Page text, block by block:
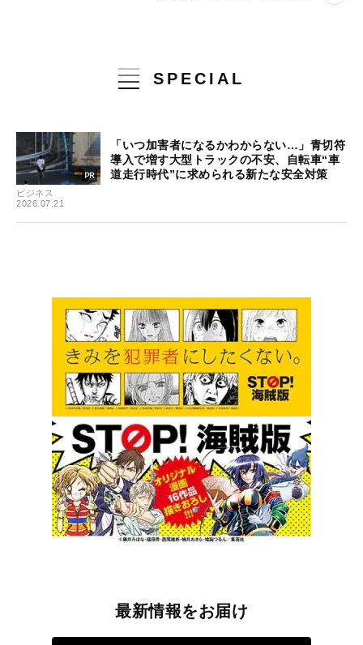
SPECIAL
ビジネス
2026.07.21
「いつ加害者になるかわからない…」青切符
導入で増す大型トラックの不安、自転車“車
道走行時代”に求められる新たな安全対策
最新情報をお届け